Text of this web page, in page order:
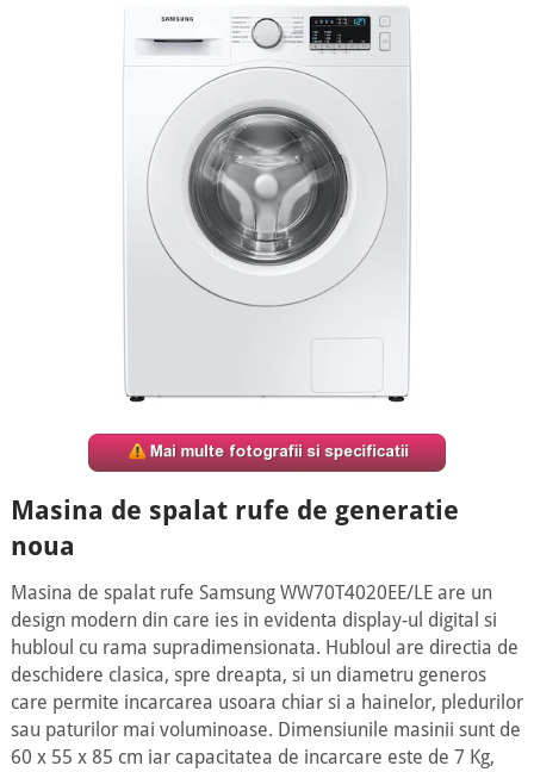
Masina de spalat rufe de generatie
noua
Masina de spalat rufe Samsung WW70T4020EE/LE are un
design modern din care ies in evidenta display-ul digital si
hubloul cu rama supradimensionata. Hubloul are directia de
deschidere clasica, spre dreapta, si un diametru generos
care permite incarcarea usoara chiar si a hainelor, pledurilor
sau paturilor mai voluminoase. Dimensiunile masinii sunt de
60 x 55 x 85 cm iar capacitatea de incarcare este de 7 Kg,